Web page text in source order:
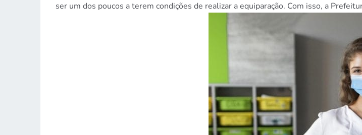
ser um dos poucos a terem condições de realizar a equiparação. Com isso, a